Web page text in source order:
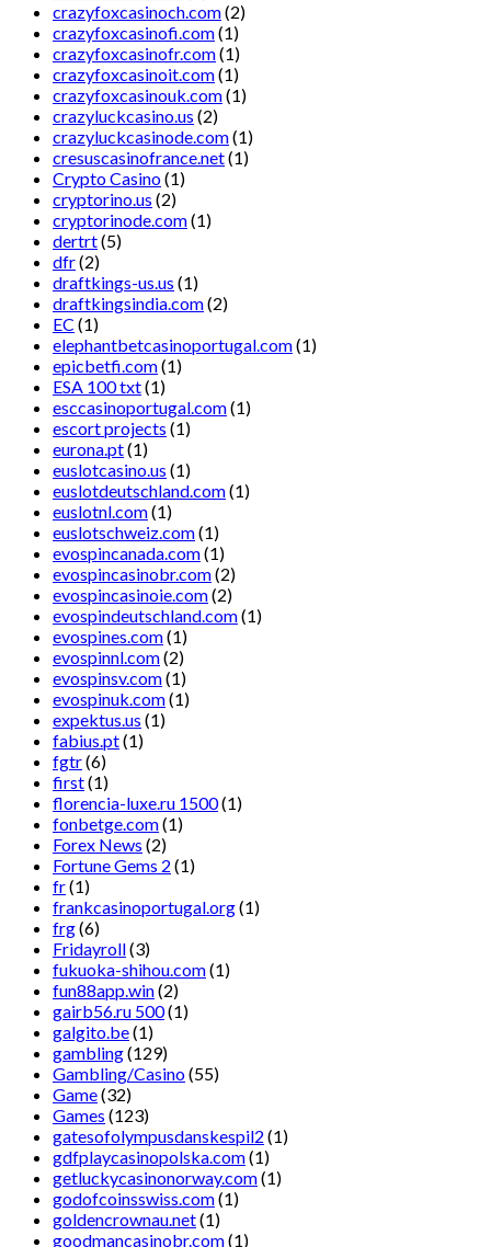
crazyfoxcasinoch.com(2)
crazyfoxcasinofi.com(1)
crazyfoxcasinofr.com(1)
crazyfoxcasinoit.com(1)
crazyfoxcasinouk.com(1)
crazyluckcasino.us (2)
crazyluckcasinode.com(1)
cresuscasinofrance.net(1)
Crypto Casino(1)
cryptorino.us (2)
cryptorinode.com(1)
dertrt(5)
dfr(2)
draftkings-us.us (1)
draftkingsindia.com(2)
EC (1)
elephantbetcasinoportugal.com(1)
epicbetfi.com(1)
ESA 100 txt(1)
esccasinoportugal.com(1)
escort projects (1)
eurona.pt(1)
euslotcasino.us (1)
euslotdeutschland.com(1)
euslotnl.com(1)
euslotschweiz.com(1)
evospincanada.com(1)
evospincasinobr.com(2)
evospincasinoie.com(2)
evospindeutschland.com(1)
evospines.com(1)
evospinnl.com(2)
evospinsv.com(1)
evospinuk.com(1)
expektus.us (1)
fabius.pt(1)
fgtr(6)
first(1)
florencia-luxe.ru 1500(1)
fonbetge.com(1)
Forex News (2)
Fortune Gems 2 (1)
fr(1)
frankcasinoportugal.org(1)
frg(6)
Fridayroll(3)
fukuoka-shihou.com(1)
fun88app.win(2)
gairb56.ru 500(1)
galgito.be(1)
gambling(129)
Gambling/Casino(55)
Game(32)
Games (123)
gatesofolympusdanskespil2 (1)
gdfplaycasinopolska.com(1)
getluckycasinonorway.com(1)
godofcoinsswiss.com(1)
goldencrownau.net(1)
goodmancasinobr.com(1)